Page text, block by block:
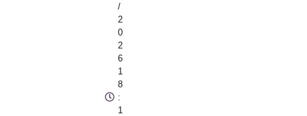
/
2
0
2
6
1
8
:
1